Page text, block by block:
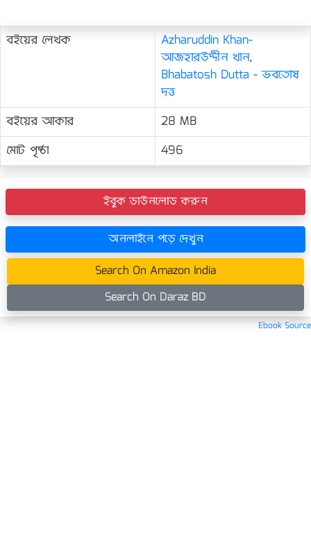
বইয়ের লেখক
Azharuddin Khan-
আজহারউদ্দীন খান,
Bhabatosh Dutta - ভবতোষ
দত্ত
বইয়ের আকার
28 MB
মোট পৃষ্ঠা
496
ইবুক ডাউনলোড করুন
অনলাইনে পড়ে দেখুন
Search On Amazon India
Search On Daraz BD
Ebook Source